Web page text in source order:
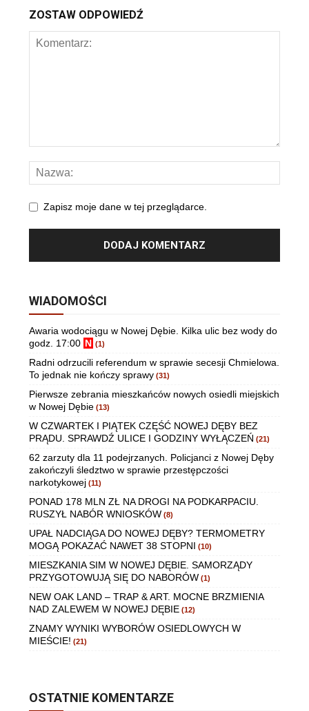
ZOSTAW ODPOWIEDŹ
Zapisz moje dane w tej przeglądarce.
WIADOMOŚCI
Awaria wodociągu w Nowej Dębie. Kilka ulic bez wody do
godz. 17:00 N (1)
Radni odrzucili referendum w sprawie secesji Chmielowa.
To jednak nie kończy sprawy (31)
Pierwsze zebrania mieszkańców nowych osiedli miejskich
w Nowej Dębie (13)
W CZWARTEK I PIĄTEK CZĘŚĆ NOWEJ DĘBY BEZ
PRĄDU. SPRAWDŹ ULICE I GODZINY WYŁĄCZEŃ (21)
62 zarzuty dla 11 podejrzanych. Policjanci z Nowej Dęby
zakończyli śledztwo w sprawie przestępczości
narkotykowej (11)
PONAD 178 MLN ZŁ NA DROGI NA PODKARPACIU.
RUSZYŁ NABÓR WNIOSKÓW (8)
UPAŁ NADCIĄGA DO NOWEJ DĘBY? TERMOMETRY
MOGĄ POKAZAĆ NAWET 38 STOPNI (10)
MIESZKANIA SIM W NOWEJ DĘBIE. SAMORZĄDY
PRZYGOTOWUJĄ SIĘ DO NABORÓW (1)
NEW OAK LAND – TRAP & ART. MOCNE BRZMIENIA
NAD ZALEWEM W NOWEJ DĘBIE (12)
ZNAMY WYNIKI WYBORÓW OSIEDLOWYCH W
MIEŚCIE! (21)
OSTATNIE KOMENTARZE